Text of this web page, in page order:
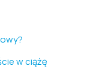
w ciążę